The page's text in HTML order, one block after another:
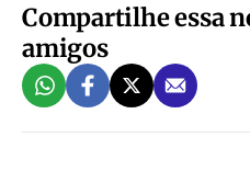
Compartilhe essa
amigos